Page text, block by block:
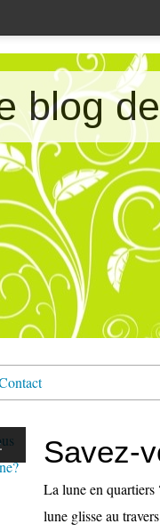
blog
Savez-
La lune en
lune glisse au